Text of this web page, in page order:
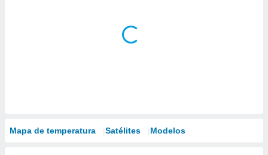
Mapa de temperatura Satélites Modelos